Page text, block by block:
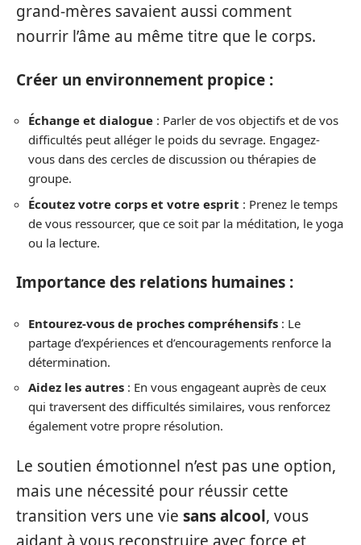
grand-mères savaient aussi comment
nourrir l’âme au même titre que le corps.
Créer un environnement propice :
Échange et dialogue : Parler de vos objectifs et de vos
difficultés peut alléger le poids du sevrage. Engagez-
vous dans des cercles de discussion ou thérapies de
groupe.
Écoutez votre corps et votre esprit : Prenez le temps
de vous ressourcer, que ce soit par la méditation, le yoga
ou la lecture.
Importance des relations humaines :
Entourez-vous de proches compréhensifs : Le
partage d’expériences et d’encouragements renforce la
détermination.
Aidez les autres : En vous engageant auprès de ceux
qui traversent des difficultés similaires, vous renforcez
également votre propre résolution.
Le soutien émotionnel n’est pas une option,
mais une nécessité pour réussir cette
transition vers une vie sans alcool, vous
aidant à vous reconstruire avec force et